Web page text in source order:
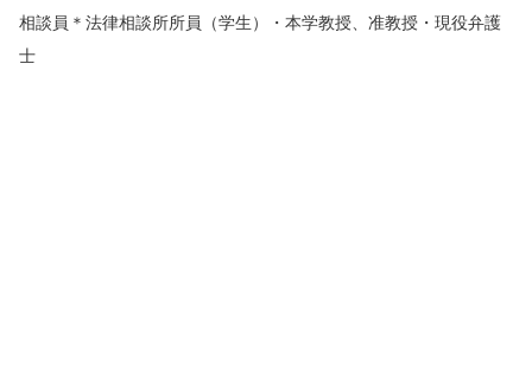
相談員＊法律相談所所員（学生）・本学教授、准教授・現役弁護
士